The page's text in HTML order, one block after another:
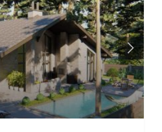
Да, удалить Отмена